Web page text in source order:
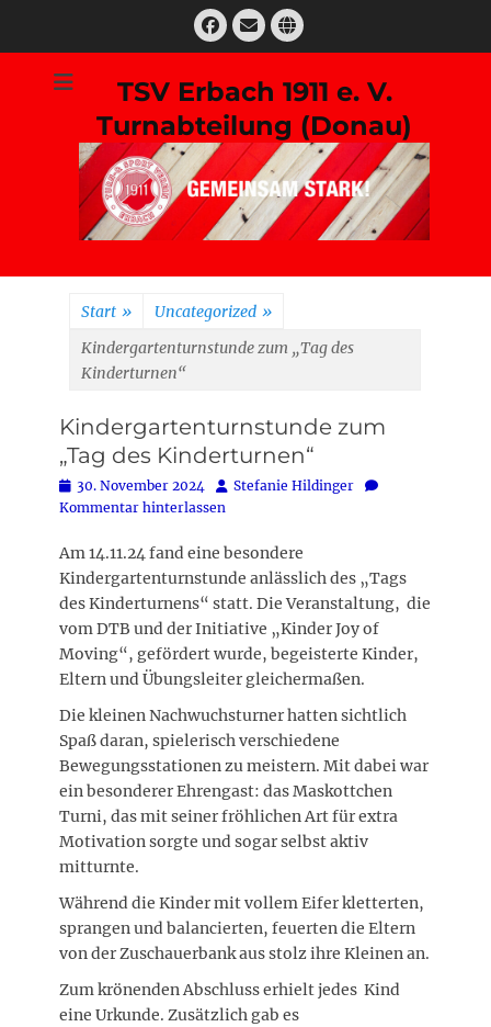
Facebook
E-
Mail
Website
TSV Erbach 1911 e. V.
Turnabteilung (Donau)
Start » Uncategorized »
Kindergartenturnstunde zum „Tag des
Kinderturnen“
Kindergartenturnstunde zum
„Tag des Kinderturnen“
Posted
on
30. November 2024 AutorStefanie Hildinger
Kommentar hinterlassen
Am 14.11.24 fand eine besondere
Kindergartenturnstunde anlässlich des „Tags
des Kinderturnens“ statt. Die Veranstaltung, die
vom DTB und der Initiative „Kinder Joy of
Moving“, gefördert wurde, begeisterte Kinder,
Eltern und Übungsleiter gleichermaßen.
Die kleinen Nachwuchsturner hatten sichtlich
Spaß daran, spielerisch verschiedene
Bewegungsstationen zu meistern. Mit dabei war
ein besonderer Ehrengast: das Maskottchen
Turni, das mit seiner fröhlichen Art für extra
Motivation sorgte und sogar selbst aktiv
mitturnte.
Während die Kinder mit vollem Eifer kletterten,
sprangen und balancierten, feuerten die Eltern
von der Zuschauerbank aus stolz ihre Kleinen an.
Zum krönenden Abschluss erhielt jedes Kind
eine Urkunde. Zusätzlich gab es